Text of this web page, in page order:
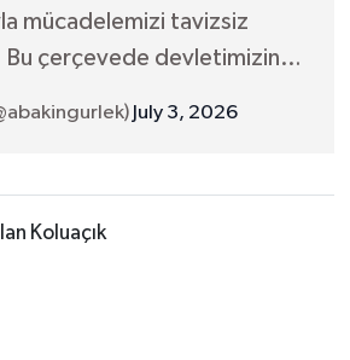
mücadelemizi tavizsiz
Bu çerçevede devletimizin…
July 3, 2026
Koluaçık